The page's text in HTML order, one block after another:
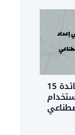
إطلاق برنامج مواكبة لفائدة 15